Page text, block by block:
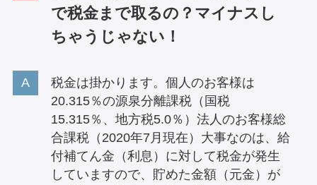
で税金まで取るの？マイナスし
ちゃうじゃない！
税金は掛かります。個人のお客様は
20.315％の源泉分離課税（国税
15.315％、地方税5.0％）法人のお客様総
合課税（2020年7月現在）大事なのは、給
付補てん金（利息）に対して税金が発生
していますので、貯めた金額（元金）が